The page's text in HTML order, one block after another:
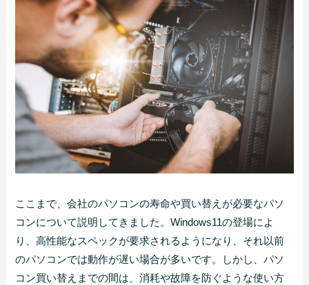
ここまで、会社のパソコンの寿命や買い替えが必要なパソ
コンについて説明してきました。Windows11の登場によ
り、高性能なスペックが要求されるようになり、それ以前
のパソコンでは動作が遅い場合が多いです。しかし、パソ
コン買い替えまでの間は、消耗や故障を防ぐような使い方